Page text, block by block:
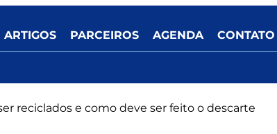
ARTIGOS PARCEIROS AGENDA CONTATO
reciclados e como deve ser feito o descarte